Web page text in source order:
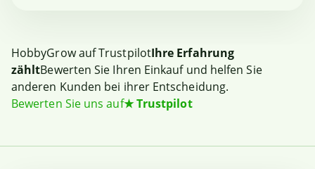
HobbyGrow auf TrustpilotIhre Erfahrung
zähltBewerten Sie Ihren Einkauf und helfen Sie
anderen Kunden bei ihrer Entscheidung.
Bewerten Sie uns auf★Trustpilot